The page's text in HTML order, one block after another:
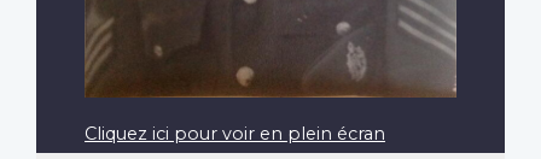
Cliquez ici pour voir en plein écran